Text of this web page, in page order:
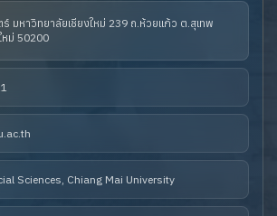
มหาวิทยาลัยเชียงใหม่ 239 ถ.ห้วยแก้ว ต.สุเทพ
หม่ 50200
Sciences, Chiang Mai University